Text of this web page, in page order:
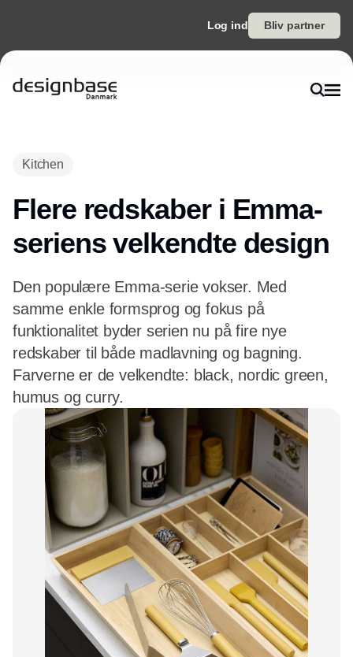
Log ind Bliv partner
Kitchen
Flere redskaber i Emma-
seriens velkendte design
Den populære Emma-serie vokser. Med
samme enkle formsprog og fokus på
funktionalitet byder serien nu på fire nye
redskaber til både madlavning og bagning.
Farverne er de velkendte: black, nordic green,
humus og curry.